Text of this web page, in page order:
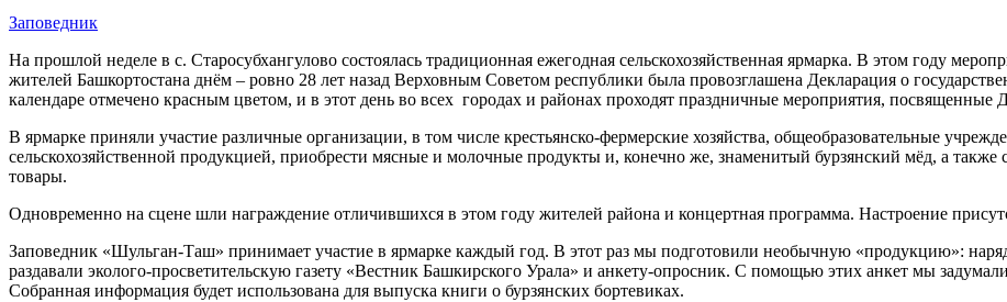
Заповедник
На прошлой неделе в с. Старосубхангулово состоялась традиционная ежегодная сельскохозяйственная ярмарка. В этом году
жителей Башкортостана днём – ровно 28 лет назад Верховным Советом республики была провозглашена Декларация о
календаре отмечено красным цветом, и в этот день во всех городах и районах проходят праздничные мероприятия, посвященные
В ярмарке приняли участие различные организации, в том числе крестьянско-фермерские хозяйства, общеобразовательные
сельскохозяйственной продукцией, приобрести мясные и молочные продукты и, конечно же, знаменитый бурзянский мёд, а также
товары.
Одновременно на сцене шли награждение отличившихся в этом году жителей района и концертная программа. Настроение
Заповедник «Шульган-Таш» принимает участие в ярмарке каждый год. В этот раз мы подготовили необычную «продукцию»:
раздавали эколого-просветительскую газету «Вестник Башкирского Урала» и анкету-опросник. С помощью этих анкет мы
Собранная информация будет использована для выпуска книги о бурзянских бортевиках.